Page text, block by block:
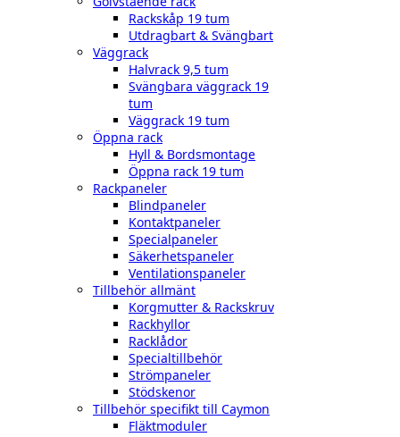
Rackskåp 19 tum
Utdragbart & Svängbart
Väggrack
Halvrack 9,5 tum
Svängbara väggrack 19
tum
Väggrack 19 tum
Öppna rack
Hyll & Bordsmontage
Öppna rack 19 tum
Rackpaneler
Blindpaneler
Kontaktpaneler
Specialpaneler
Säkerhetspaneler
Ventilationspaneler
Tillbehör allmänt
Korgmutter & Rackskruv
Rackhyllor
Racklådor
Specialtillbehör
Strömpaneler
Stödskenor
Tillbehör specifikt till Caymon
Fläktmoduler